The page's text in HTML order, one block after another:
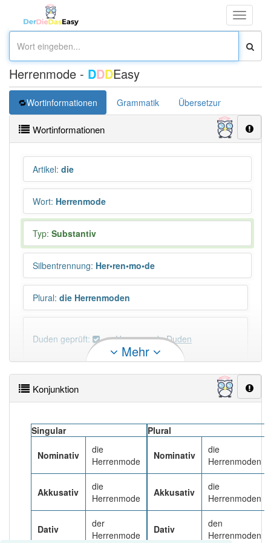
Toggle
Herrenmode - DDDEasy
Wortinformationen Grammatik Übersetzung
Wortinformationen
Artikel: die
Wort: Herrenmode
Typ: Substantiv
Silbentrennung: Her•ren•mo•de
Plural: die Herrenmoden
Duden geprüft: Herrenmode Duden
PowerIndex:3
Häufigkeit: 4 von 10
Wörter mit Endung-herrenmode
Wörter mit Endung-herrenmode
aber mit einem
anderen Artikeldie: 0
Mehr
Konjunktion
Singular
Nominativ
die
Herrenmode
Akkusativ
die
Herrenmode
Dativ
der
Herrenmode
Plural
Nominativ
die
Herrenmoden
Akkusativ
die
Herrenmoden
Dativ
den
Herrenmoden